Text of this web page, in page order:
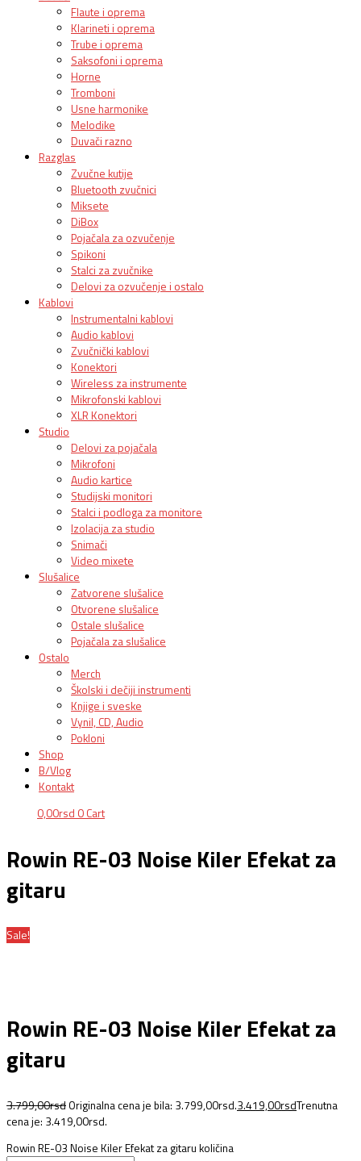
Flaute i oprema
Klarineti i oprema
Trube i oprema
Saksofoni i oprema
Horne
Tromboni
Usne harmonike
Melodike
Duvači razno
Razglas
Zvučne kutije
Bluetooth zvučnici
Miksete
DiBox
Pojačala za ozvučenje
Spikoni
Stalci za zvučnike
Delovi za ozvučenje i ostalo
Kablovi
Instrumentalni kablovi
Audio kablovi
Zvučnički kablovi
Konektori
Wireless za instrumente
Mikrofonski kablovi
XLR Konektori
Studio
Delovi za pojačala
Mikrofoni
Audio kartice
Studijski monitori
Stalci i podloga za monitore
Izolacija za studio
Snimači
Video mixete
Slušalice
Zatvorene slušalice
Otvorene slušalice
Ostale slušalice
Pojačala za slušalice
Ostalo
Merch
Školski i dečiji instrumenti
Knjige i sveske
Vynil, CD, Audio
Pokloni
Shop
B/Vlog
Kontakt
0,00rsd 0 Cart
Rowin RE-03 Noise Kiler Efekat za
gitaru
Sale!
Rowin RE-03 Noise Kiler Efekat za
gitaru
3.799,00rsd Originalna cena je bila: 3.799,00rsd.3.419,00rsdTrenutna
cena je: 3.419,00rsd.
Rowin RE-03 Noise Kiler Efekat za gitaru količina